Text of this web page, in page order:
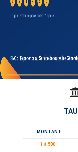
MONTANT
1 à 500